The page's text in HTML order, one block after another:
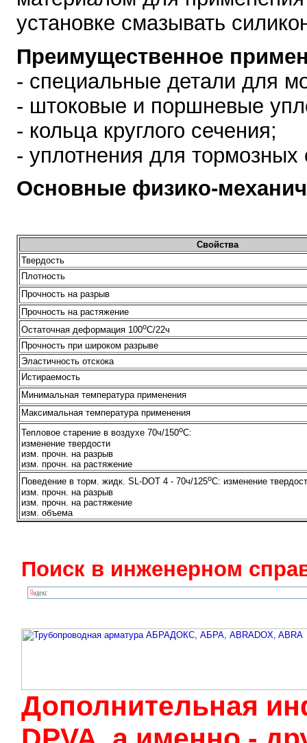
установке смазывать
Преимущественное
- специальные детали для
- штоковые и поршневые
- кольца круглого сечения;
- уплотнения для
Основные физико-
Свойства
Твердость
Плотность
Прочность на разрыв
Прочность на растяжение
Остаточная деформация 100oС/22ч
Прочность при широком разрыве
Эластичность отскока
Истираемость
Минимальная температура применения
Максимальная температура применения
Тепловое старение в воздухе 70ч/150oС:
изменение твердости
изм. прочн. на разрыв
изм. прочн. на растяжение
Поведение в торм. жидк. SL-DOT 4 - 70ч/125oС: изменение
изм. прочн. на разрыв
изм. прочн. на растяжение
изм. объема
Поиск в инженерном
Дополнительная